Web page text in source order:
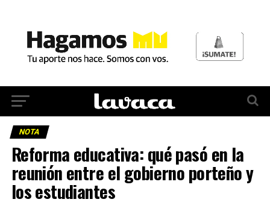
NOTA
Reforma educativa: qué pasó en la
reunión entre el gobierno porteño y
los estudiantes